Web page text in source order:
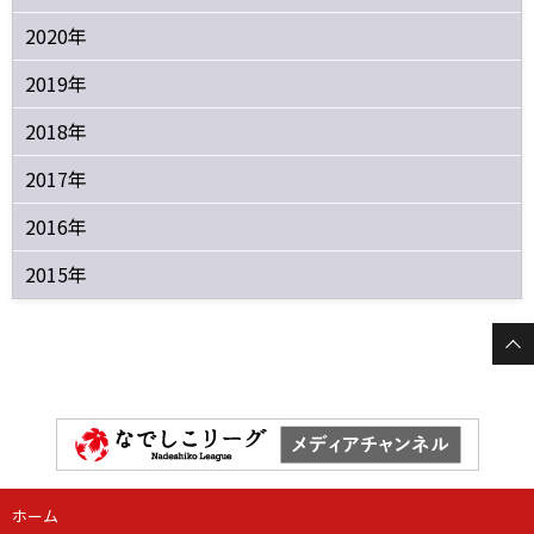
2020年
2019年
2018年
2017年
2016年
2015年
ホーム